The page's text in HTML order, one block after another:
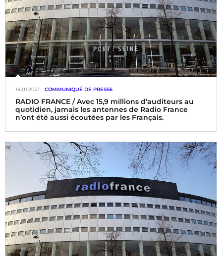
RADIO FRANCE / Avec 15,9 millions d’auditeurs au
quotidien, jamais les antennes de Radio France
n’ont été aussi écoutées par les Français.
14.01.2021 COMMUNIQUÉ DE PRESSE